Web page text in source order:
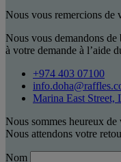
Nous vous remercions de
Nous vous demandons
à votre demande à l’aide
+974 403 07100
Marina East Street,
Nous sommes heureux
Nous attendons votre
Nom